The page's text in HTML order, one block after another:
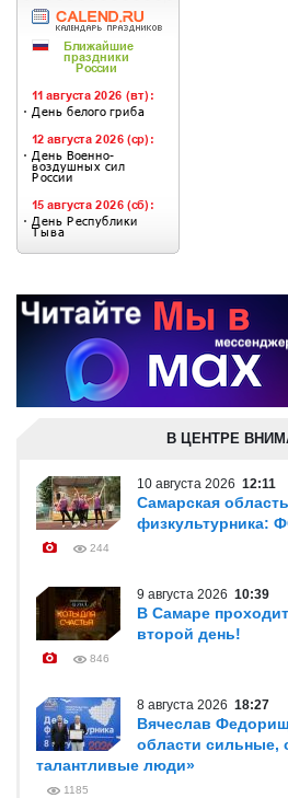
В ЦЕНТРЕ
10 августа 2026 12:11
Самарская
физкультурника:
244
9 августа 2026 10:39
В Самаре
второй день!
846
8 августа 2026 18:27
Вячеслав
области сильные,
талантливые люди»
1185